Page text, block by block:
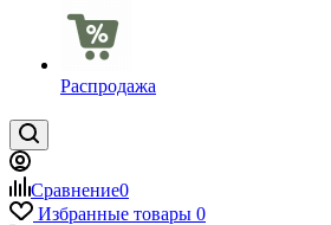
Распродажа
Сравнение0
Избранные товары 0